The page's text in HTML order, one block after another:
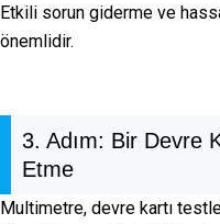
Etkili sorun giderme ve
önemlidir.
3. Adım: Bir Devre
Etme
Multimetre, devre kartı